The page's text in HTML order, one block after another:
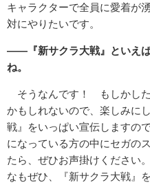
キャラクターで全員に愛着が
対にやりたいです。
――『新サクラ大戦』といえ
ね。
そうなんです！ もしかした
かもしれないので、楽しみに
戦』をいっぱい宣伝しますの
になっている方の中にセガの
たら、ぜひお声掛けください
なもぜひ、『新サクラ大戦』